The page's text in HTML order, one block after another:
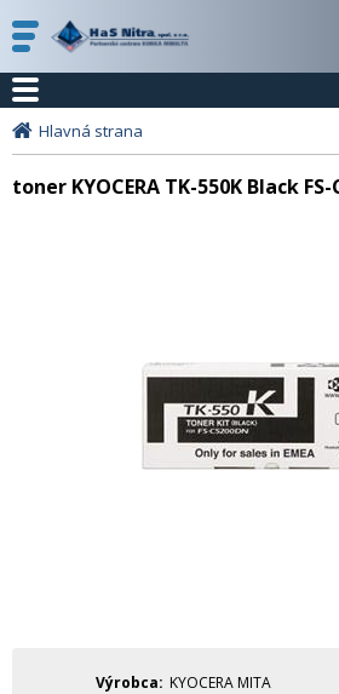
Hlavná strana
toner KYOCERA TK-550K Black FS-
Výrobca
KYOCERA MITA